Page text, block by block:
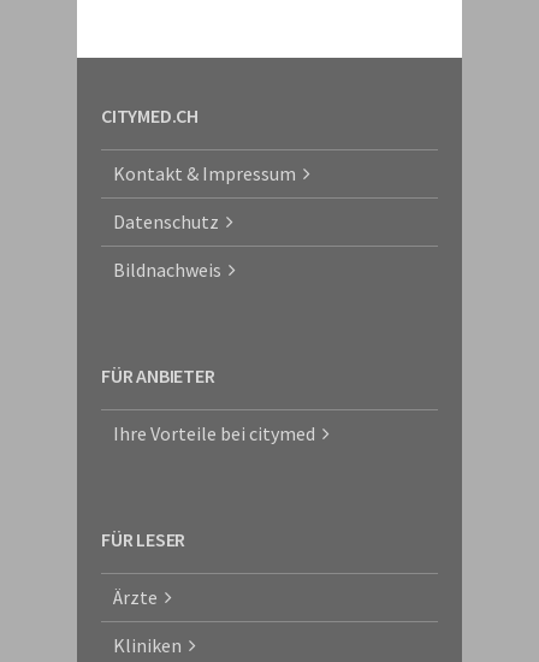
CITYMED.CH
Kontakt & Impressum
Datenschutz
Bildnachweis
FÜR ANBIETER
Ihre Vorteile bei citymed
FÜR LESER
Ärzte
Kliniken